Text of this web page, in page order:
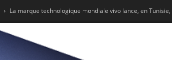
La marque technologique mondiale vivo lance, en